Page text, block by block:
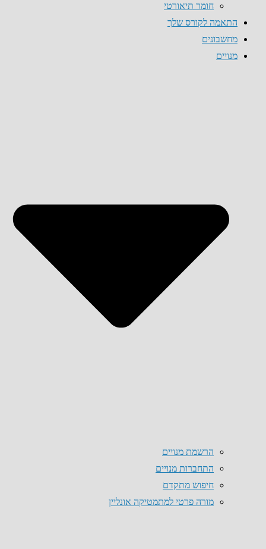
חומר תיאורטי
התאמה לקורס שלך
מחשבונים
מנויים
הרשמת מנויים
התחברות מנויים
חיפוש מתקדם
מורה פרטי למתמטיקה אונליין